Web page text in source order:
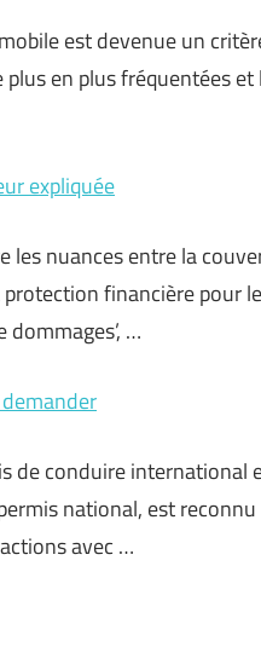
est devenue un
en plus fréquentées et
expliquée
les nuances entre la
financière pour
…
de conduire international
national, est
avec …